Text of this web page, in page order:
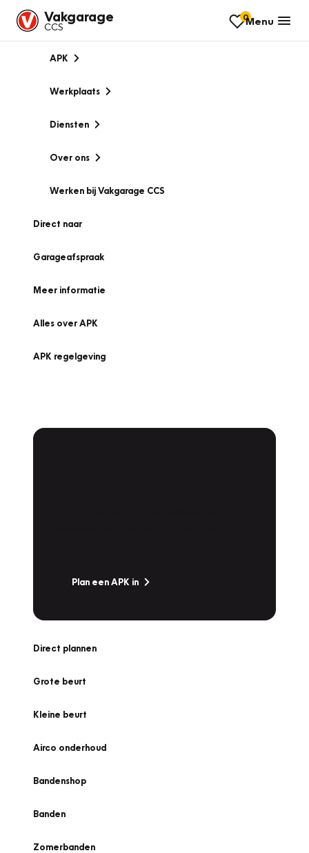
Vakgarage
CCS
0Menu
APK
Werkplaats
Diensten
Over ons
Werken bij Vakgarage CCS
Direct naar
Garageafspraak
Meer informatie
Alles over APK
APK regelgeving
Plan een APK in
Direct plannen
Grote beurt
Kleine beurt
Airco onderhoud
Bandenshop
Banden
Zomerbanden